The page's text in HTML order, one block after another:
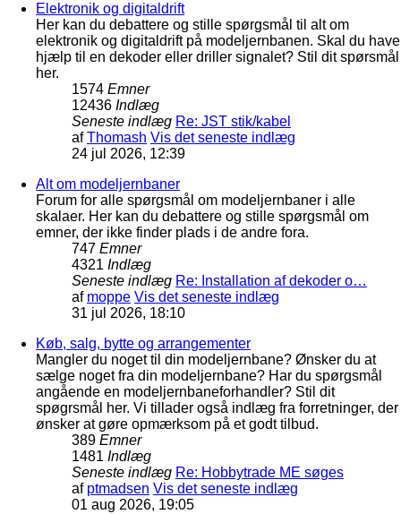
Elektronik og digitaldrift
Her kan du debattere og stille spørgsmål til alt om
elektronik og digitaldrift på modeljernbanen. Skal du have
hjælp til en dekoder eller driller signalet? Stil dit spørsmål
her.
1574 Emner
12436 Indlæg
Seneste indlæg Re: JST stik/kabel
afThomash Vis det seneste indlæg
24 jul 2026, 12:39
Alt om modeljernbaner
Forum for alle spørgsmål om modeljernbaner i alle
skalaer. Her kan du debattere og stille spørgsmål om
emner, der ikke finder plads i de andre fora.
747 Emner
4321 Indlæg
Seneste indlæg Re: Installation af dekoder o…
af moppe Vis det seneste indlæg
31 jul 2026, 18:10
Køb, salg, bytte og arrangementer
Mangler du noget til din modeljernbane? Ønsker du at
sælge noget fra din modeljernbane? Har du spørgsmål
angående en modeljernbaneforhandler? Stil dit
spøgrsmål her. Vi tillader også indlæg fra forretninger, der
ønsker at gøre opmærksom på et godt tilbud.
389 Emner
1481 Indlæg
Seneste indlæg Re: Hobbytrade ME søges
af ptmadsen Vis det seneste indlæg
01 aug 2026, 19:05